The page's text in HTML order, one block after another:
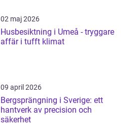
02 maj 2026
Husbesiktning i Umeå - tryggare
affär i tufft klimat
09 april 2026
Bergsprängning i Sverige: ett
hantverk av precision och
säkerhet